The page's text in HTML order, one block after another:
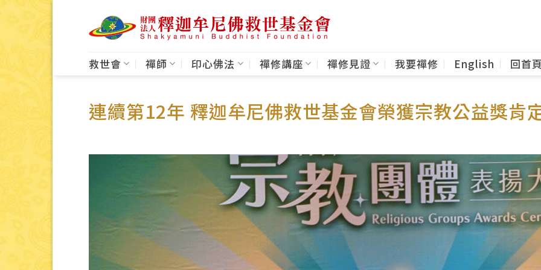
救世會 禪師 印心佛法 禪修講座 禪修見證 我要禪修 English 回首
連續第12年 釋迦牟尼佛救世基金會榮獲宗教公益獎肯